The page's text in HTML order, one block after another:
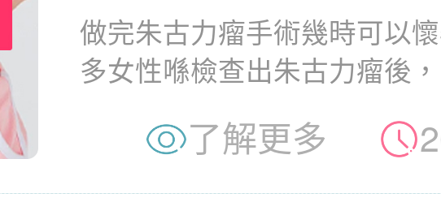
做完朱古力瘤手術幾時可以
多女性喺檢查出朱古力瘤後
了解更多